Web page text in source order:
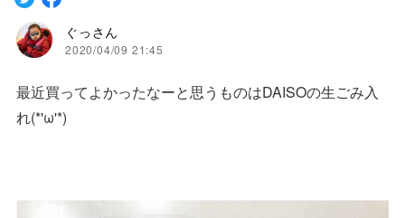
ぐっさん
2020/04/09 21:45
最近買ってよかったなーと思うものはDAISOの生ごみ入
れ(*'ω'*)